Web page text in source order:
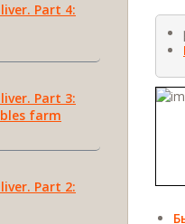
Part 4:
Part 3:
farm
Part 2: